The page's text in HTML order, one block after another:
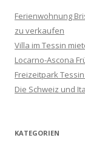
Ferienwohnung
zu verkaufen
Villa im Tessin
Locarno-Ascona
Freizeitpark
Die Schweiz und
KATEGORIEN